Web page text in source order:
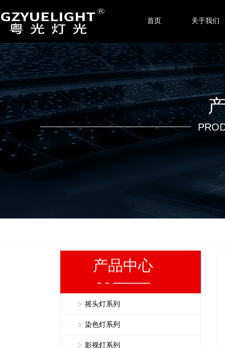
首页 关于我们
产品中心
摇头灯系列
染色灯系列
影视灯系列